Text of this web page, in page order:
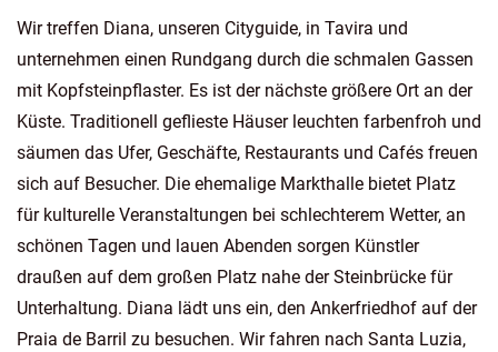
Wir treffen Diana, unseren Cityguide, in Tavira und
unternehmen einen Rundgang durch die schmalen Gassen
mit Kopfsteinpflaster. Es ist der nächste größere Ort an der
Küste. Traditionell geflieste Häuser leuchten farbenfroh und
säumen das Ufer, Geschäfte, Restaurants und Cafés freuen
sich auf Besucher. Die ehemalige Markthalle bietet Platz
für kulturelle Veranstaltungen bei schlechterem Wetter, an
schönen Tagen und lauen Abenden sorgen Künstler
draußen auf dem großen Platz nahe der Steinbrücke für
Unterhaltung. Diana lädt uns ein, den Ankerfriedhof auf der
Praia de Barril zu besuchen. Wir fahren nach Santa Luzia,